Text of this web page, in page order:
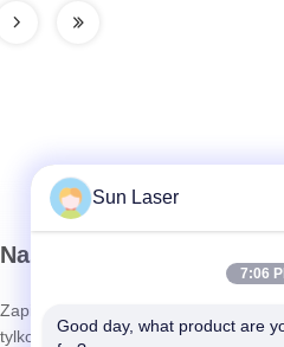
Nasz biuletyn
Zapisz się do naszego newslettera,
tylko.
Sun Laser
7:06
Good day, what product are